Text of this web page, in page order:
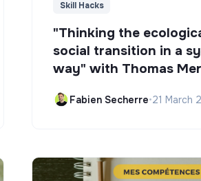
Skill Hacks
"Thinking the
social transition in a
way" with Thomas
Fabien Secherre•21 March